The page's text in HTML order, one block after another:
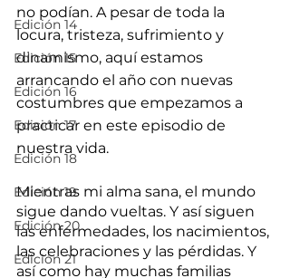
Edición 14
Edición 15
Edición 16
Edición 17
Edición 18
Edición 19
Edición 20
Edición 21
no podían. A pesar de toda la
locura, tristeza, sufrimiento y
dinamismo, aquí estamos
arrancando el año con nuevas
costumbres que empezamos a
practicar en este episodio de
nuestra vida.
Mientras mi alma sana, el mundo
sigue dando vueltas. Y así siguen
las enfermedades, los nacimientos,
las celebraciones y las pérdidas. Y
así como hay muchas familias